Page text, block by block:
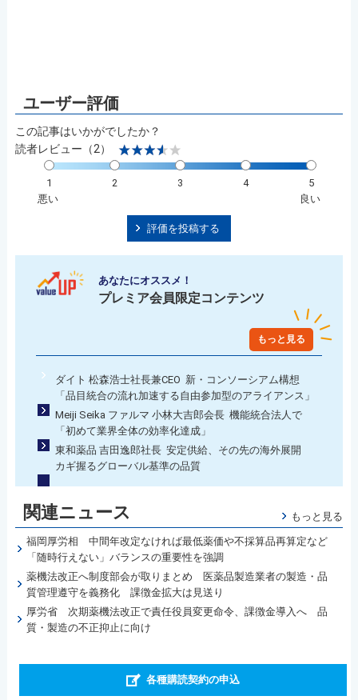
この記事はいかがでしたか？
読者レビュー（2）
1 2 3 4
5
悪い
良い
評価を投稿する
あなたにオススメ！
プレミア会員限定コンテンツ
もっと見る
ダイト 松森浩士社長兼CEO 新・コンソーシアム構想
「品目統合の流れ加速する自由参加型のアライアンス」
Meiji Seika ファルマ 小林大吉郎会長 機能統合法人で
「初めて業界全体の効率化達成」
東和薬品 吉田逸郎社長 安定供給、その先の海外展開
カギ握るグローバル基準の品質
関連ニュース もっと見る
福岡厚労相 中間年改定なければ最低薬価や不採算品再算定など
「随時行えない」バランスの重要性を強調
薬機法改正へ制度部会が取りまとめ 医薬品製造業者の製造・品
質管理遵守を義務化 課徴金拡大は見送り
厚労省 次期薬機法改正で責任役員変更命令、課徴金導入へ 品
質・製造の不正抑止に向け
各種購読契約の申込